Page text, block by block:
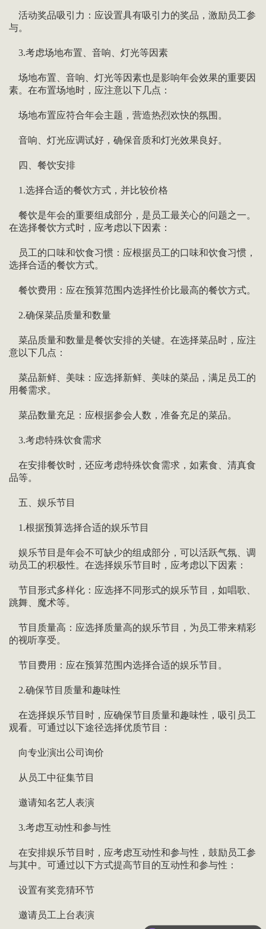
活动奖品吸引力：应设置具有吸引力的奖品，激励员工参
与。
3.考虑场地布置、音响、灯光等因素
场地布置、音响、灯光等因素也是影响年会效果的重要因
素。在布置场地时，应注意以下几点：
场地布置应符合年会主题，营造热烈欢快的氛围。
音响、灯光应调试好，确保音质和灯光效果良好。
四、餐饮安排
1.选择合适的餐饮方式，并比较价格
餐饮是年会的重要组成部分，是员工最关心的问题之一。
在选择餐饮方式时，应考虑以下因素：
员工的口味和饮食习惯：应根据员工的口味和饮食习惯，
选择合适的餐饮方式。
餐饮费用：应在预算范围内选择性价比最高的餐饮方式。
2.确保菜品质量和数量
菜品质量和数量是餐饮安排的关键。在选择菜品时，应注
意以下几点：
菜品新鲜、美味：应选择新鲜、美味的菜品，满足员工的
用餐需求。
菜品数量充足：应根据参会人数，准备充足的菜品。
3.考虑特殊饮食需求
在安排餐饮时，还应考虑特殊饮食需求，如素食、清真食
品等。
五、娱乐节目
1.根据预算选择合适的娱乐节目
娱乐节目是年会不可缺少的组成部分，可以活跃气氛、调
动员工的积极性。在选择娱乐节目时，应考虑以下因素：
节目形式多样化：应选择不同形式的娱乐节目，如唱歌、
跳舞、魔术等。
节目质量高：应选择质量高的娱乐节目，为员工带来精彩
的视听享受。
节目费用：应在预算范围内选择合适的娱乐节目。
2.确保节目质量和趣味性
在选择娱乐节目时，应确保节目质量和趣味性，吸引员工
观看。可通过以下途径选择优质节目：
向专业演出公司询价
从员工中征集节目
邀请知名艺人表演
3.考虑互动性和参与性
在安排娱乐节目时，应考虑互动性和参与性，鼓励员工参
与其中。可通过以下方式提高节目的互动性和参与性：
设置有奖竞猜环节
邀请员工上台表演